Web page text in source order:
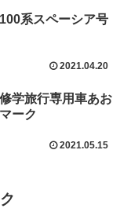
系スペーシア号
2021.04.20
学旅行専用車あお
ーク
2021.05.15